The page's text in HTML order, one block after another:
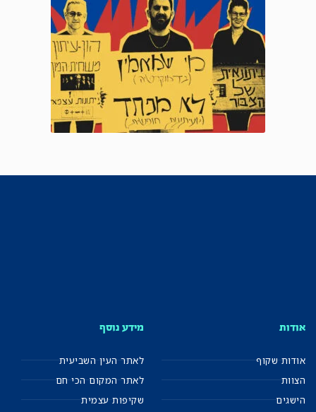
אודות
אודות שקוף
הצוות
הישגים
מידע נוסף
לאתר העין השביעית
לאתר המקום הכי חם
שקיפות עצמית